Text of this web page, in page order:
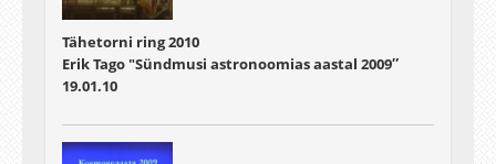
Tähetorni ring 2010
Erik Tago "Sündmusi astronoomias aastal 2009″
19.01.10